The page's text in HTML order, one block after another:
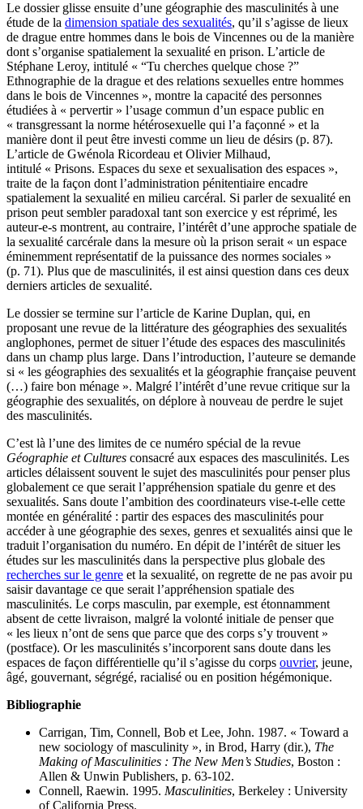
Le dossier glisse ensuite d’une géographie des masculinités à une
étude de la dimension spatiale des sexualités, qu’il s’agisse de lieux
de drague entre hommes dans le bois de Vincennes ou de la manière
dont s’organise spatialement la sexualité en prison. L’article de
Stéphane Leroy, intitulé « “Tu cherches quelque chose ?”
Ethnographie de la drague et des relations sexuelles entre hommes
dans le bois de Vincennes », montre la capacité des personnes
étudiées à « pervertir » l’usage commun d’un espace public en
« transgressant la norme hétérosexuelle qui l’a façonné » et la
manière dont il peut être investi comme un lieu de désirs (p. 87).
L’article de Gwénola Ricordeau et Olivier Milhaud,
intitulé « Prisons. Espaces du sexe et sexualisation des espaces »,
traite de la façon dont l’administration pénitentiaire encadre
spatialement la sexualité en milieu carcéral. Si parler de sexualité en
prison peut sembler paradoxal tant son exercice y est réprimé, les
auteur-e-s montrent, au contraire, l’intérêt d’une approche spatiale de
la sexualité carcérale dans la mesure où la prison serait « un espace
éminemment représentatif de la puissance des normes sociales »
(p. 71). Plus que de masculinités, il est ainsi question dans ces deux
derniers articles de sexualité.
Le dossier se termine sur l’article de Karine Duplan, qui, en
proposant une revue de la littérature des géographies des sexualités
anglophones, permet de situer l’étude des espaces des masculinités
dans un champ plus large. Dans l’introduction, l’auteure se demande
si « les géographies des sexualités et la géographie française peuvent
(…) faire bon ménage ». Malgré l’intérêt d’une revue critique sur la
géographie des sexualités, on déplore à nouveau de perdre le sujet
des masculinités.
C’est là l’une des limites de ce numéro spécial de la revue
Géographie et Cultures consacré aux espaces des masculinités. Les
articles délaissent souvent le sujet des masculinités pour penser plus
globalement ce que serait l’appréhension spatiale du genre et des
sexualités. Sans doute l’ambition des coordinateurs vise-t-elle cette
montée en généralité : partir des espaces des masculinités pour
accéder à une géographie des sexes, genres et sexualités ainsi que le
traduit l’organisation du numéro. En dépit de l’intérêt de situer les
études sur les masculinités dans la perspective plus globale des
recherches sur le genre et la sexualité, on regrette de ne pas avoir pu
saisir davantage ce que serait l’appréhension spatiale des
masculinités. Le corps masculin, par exemple, est étonnamment
absent de cette livraison, malgré la volonté initiale de penser que
« les lieux n’ont de sens que parce que des corps s’y trouvent »
(postface). Or les masculinités s’incorporent sans doute dans les
espaces de façon différentielle qu’il s’agisse du corps ouvrier, jeune,
âgé, gouvernant, ségrégé, racialisé ou en position hégémonique.
Bibliographie
Carrigan, Tim, Connell, Bob et Lee, John. 1987. « Toward a
new sociology of masculinity », in Brod, Harry (dir.), The
Making of Masculinities : The New Men’s Studies, Boston :
Allen & Unwin Publishers, p. 63‑102.
Connell, Raewin. 1995. Masculinities, Berkeley : University
of California Press.